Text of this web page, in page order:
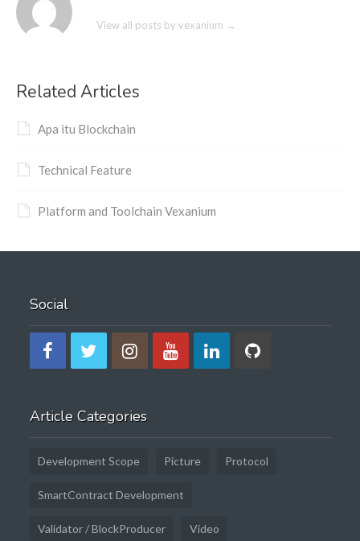
View all posts by vexanium →
Related Articles
Apa itu Blockchain
Technical Feature
Platform and Toolchain Vexanium
Social
Article Categories
Development Scope Picture Protocol
SmartContract Development
Validator / BlockProducer Video